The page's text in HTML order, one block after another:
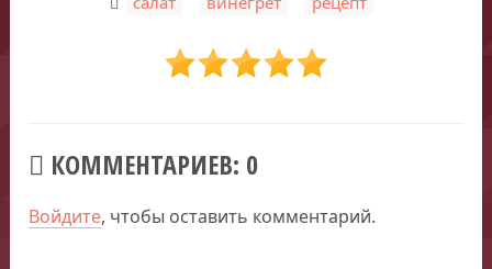
КОММЕНТАРИЕВ: 0
Войдите, чтобы оставить комментарий.